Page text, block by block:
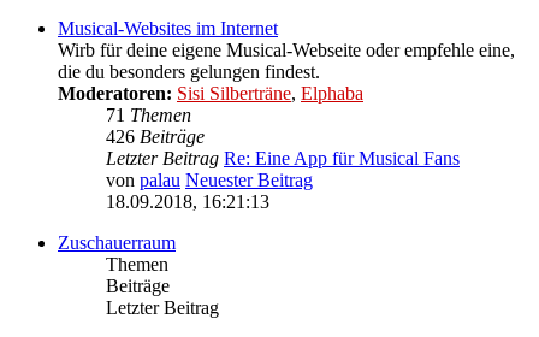
Musical-Websites im Internet
Wirb für deine eigene Musical-Webseite oder empfehle eine,
die du besonders gelungen findest.
Moderatoren: Sisi Silberträne, Elphaba
71 Themen
426 Beiträge
Letzter Beitrag Re: Eine App für Musical Fans
von palau Neuester Beitrag
18.09.2018, 16:21:13
Zuschauerraum
Themen
Beiträge
Letzter Beitrag